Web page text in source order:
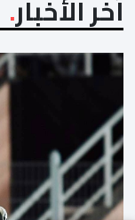
آخر الأخبار